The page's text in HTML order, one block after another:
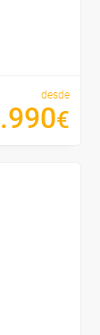
desde
.990€